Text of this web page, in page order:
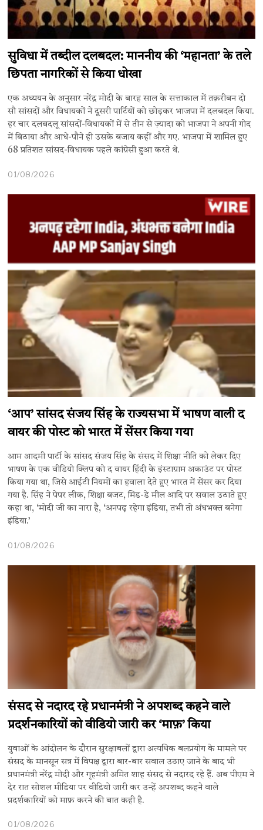
सुविधा में तब्दील दलबदल: माननीय की ‘महानता’ के तले
छिपता नागरिकों से किया धोखा
एक अध्ययन के अनुसार नरेंद्र मोदी के बारह साल के सत्ताकाल में तक़रीबन दो
सौ सांसदों और विधायकों ने दूसरी पार्टियों को छोड़कर भाजपा में दलबदल किया.
हर चार दलबदलू सांसदों-विधायकों में से तीन से ज़्यादा को भाजपा ने अपनी गोद
में बिठाया और आधे-पौने ही उसके बजाय कहीं और गए. भाजपा में शामिल हुए
68 प्रतिशत सांसद-विधायक पहले कांग्रेसी हुआ करते थे.
01/08/2026
‘आप’ सांसद संजय सिंह के राज्यसभा में भाषण वाली द
वायर की पोस्ट को भारत में सेंसर किया गया
आम आदमी पार्टी के सांसद संजय सिंह के संसद में शिक्षा नीति को लेकर दिए
भाषण के एक वीडियो क्लिप को द वायर हिंदी के इंस्टाग्राम अकाउंट पर पोस्ट
किया गया था, जिसे आईटी नियमों का हवाला देते हुए भारत में सेंसर कर दिया
गया है. सिंह ने पेपर लीक, शिक्षा बजट, मिड-डे मील आदि पर सवाल उठाते हुए
कहा था, ‘मोदी जी का नारा है, ‘अनपढ़ रहेगा इंडिया, तभी तो अंधभक्त बनेगा
इंडिया.’
01/08/2026
संसद से नदारद रहे प्रधानमंत्री ने अपशब्द कहने वाले
प्रदर्शनकारियों को वीडियो जारी कर ‘माफ़’ किया
युवाओं के आंदोलन के दौरान सुरक्षाबलों द्वारा अत्यधिक बलप्रयोग के मामले पर
संसद के मानसून सत्र में विपक्ष द्वारा बार-बार सवाल उठाए जाने के बाद भी
प्रधानमंत्री नरेंद्र मोदी और गृहमंत्री अमित शाह संसद से नदारद रहे हैं. अब पीएम ने
देर रात सोशल मीडिया पर वीडियो जारी कर उन्हें अपशब्द कहने वाले
प्रदर्शकारियों को माफ़ करने की बात कही है.
01/08/2026